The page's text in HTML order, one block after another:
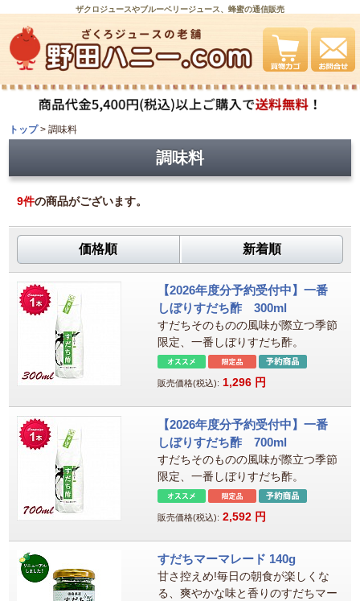
ザクロジュースやブルーベリージュース、蜂蜜の通信販売
トップ>調味料
調味料
9件の商品がございます。
価格順 新着順
【2026年度分予約受付中】一番
しぼりすだち酢 300ml
すだちそのものの風味が際立つ季節
限定、一番しぼりすだち酢。
販売価格(税込): 1,296 円
【2026年度分予約受付中】一番
しぼりすだち酢 700ml
すだちそのものの風味が際立つ季節
限定、一番しぼりすだち酢。
販売価格(税込): 2,592 円
すだちマーマレード 140g
甘さ控えめ!毎日の朝食が楽しくな
る、爽やかな味と香りのすだちマー